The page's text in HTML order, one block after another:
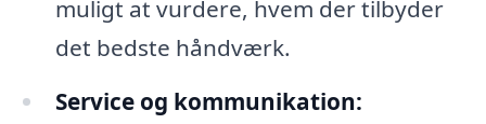
muligt at vurdere, hvem der tilbyder
det bedste håndværk.
Service og kommunikation: